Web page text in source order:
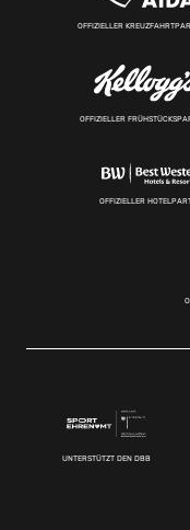
OFFIZIELLER
OFFIZIELLER
OFFIZIELLER
UNTERSTÜTZT DEN DBB